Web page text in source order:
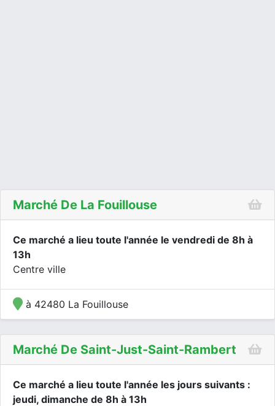
Marché De La Fouillouse
Ce marché a lieu toute l'année le vendredi de 8h à
13h
Centre ville
à 42480 La Fouillouse
Marché De Saint-Just-Saint-Rambert
Ce marché a lieu toute l'année les jours suivants :
jeudi, dimanche de 8h à 13h